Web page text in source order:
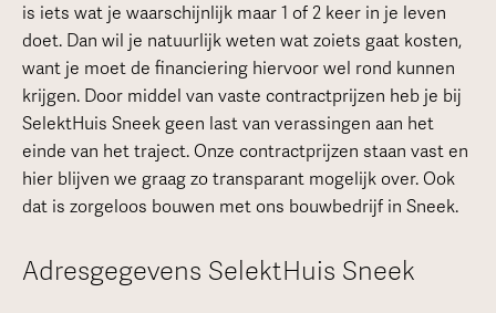
is iets wat je waarschijnlijk maar 1 of 2 keer in je leven
doet. Dan wil je natuurlijk weten wat zoiets gaat kosten,
want je moet de financiering hiervoor wel rond kunnen
krijgen. Door middel van vaste contractprijzen heb je bij
SelektHuis Sneek geen last van verassingen aan het
einde van het traject. Onze contractprijzen staan vast en
hier blijven we graag zo transparant mogelijk over. Ook
dat is zorgeloos bouwen met ons bouwbedrijf in Sneek.
Adresgegevens SelektHuis Sneek